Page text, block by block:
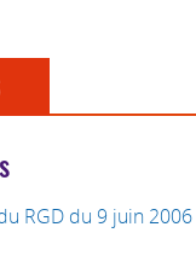
RGD du 9 juin